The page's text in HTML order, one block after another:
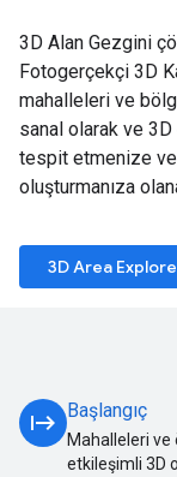
3D Alan Gezgini
Fotogerçekçi 3D
mahalleleri ve
sanal olarak ve
tespit etmenize
oluşturmanıza
3D Area
start Başlangıç
Mahalleleri
etkileşimli 3D